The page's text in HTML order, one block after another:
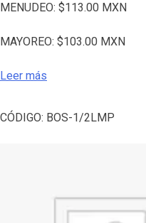
MENUDEO: $113.00 MXN
MAYOREO: $103.00 MXN
Leer más
CÓDIGO: BOS-1/2LMP